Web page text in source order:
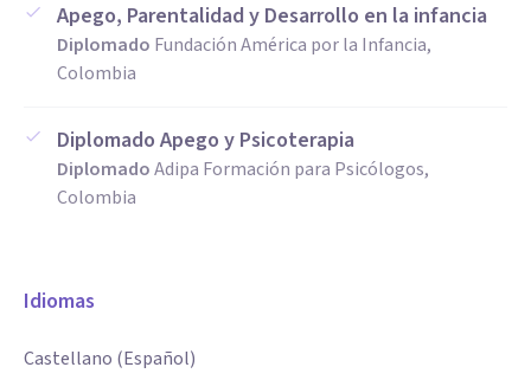
Apego, Parentalidad y Desarrollo en la infancia
Diplomado Fundación América por la Infancia,
Colombia
Diplomado Apego y Psicoterapia
DiplomadoAdipa Formación para Psicólogos,
Colombia
Idiomas
Castellano (Español)